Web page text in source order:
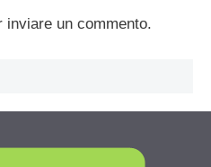
inviare un commento.